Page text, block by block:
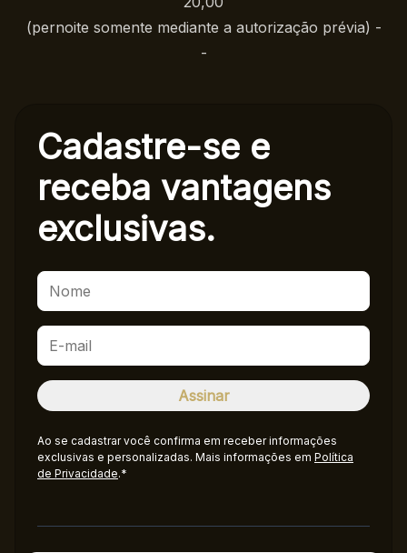
(pernoite somente mediante a autorização prévia) -
-
Cadastre-se e
receba vantagens
exclusivas.
Ao se cadastrar você confirma em receber informações
exclusivas e personalizadas. Mais informações em Política
de Privacidade.*